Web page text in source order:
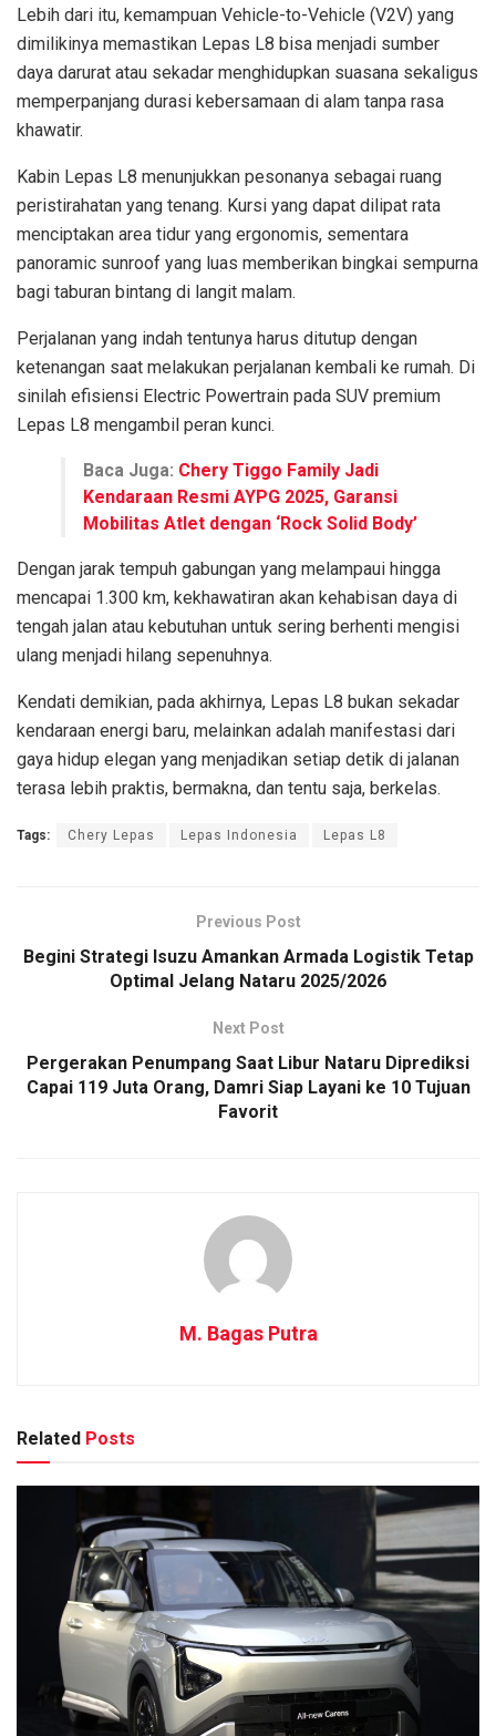
Lebih dari itu, kemampuan Vehicle-to-Vehicle (V2V) yang
dimilikinya memastikan Lepas L8 bisa menjadi sumber
daya darurat atau sekadar menghidupkan suasana sekaligus
memperpanjang durasi kebersamaan di alam tanpa rasa
khawatir.
Kabin Lepas L8 menunjukkan pesonanya sebagai ruang
peristirahatan yang tenang. Kursi yang dapat dilipat rata
menciptakan area tidur yang ergonomis, sementara
panoramic sunroof yang luas memberikan bingkai sempurna
bagi taburan bintang di langit malam.
Perjalanan yang indah tentunya harus ditutup dengan
ketenangan saat melakukan perjalanan kembali ke rumah. Di
sinilah efisiensi Electric Powertrain pada SUV premium
Lepas L8 mengambil peran kunci.
Baca Juga: Chery Tiggo Family Jadi
Kendaraan Resmi AYPG 2025, Garansi
Mobilitas Atlet dengan ‘Rock Solid Body’
Dengan jarak tempuh gabungan yang melampaui hingga
mencapai 1.300 km, kekhawatiran akan kehabisan daya di
tengah jalan atau kebutuhan untuk sering berhenti mengisi
ulang menjadi hilang sepenuhnya.
Kendati demikian, pada akhirnya, Lepas L8 bukan sekadar
kendaraan energi baru, melainkan adalah manifestasi dari
gaya hidup elegan yang menjadikan setiap detik di jalanan
terasa lebih praktis, bermakna, dan tentu saja, berkelas.
Tags: Chery Lepas Lepas Indonesia Lepas L8
Previous Post
Begini Strategi Isuzu Amankan Armada Logistik Tetap
Optimal Jelang Nataru 2025/2026
Next Post
Pergerakan Penumpang Saat Libur Nataru Diprediksi
Capai 119 Juta Orang, Damri Siap Layani ke 10 Tujuan
Favorit
M. Bagas Putra
Related Posts